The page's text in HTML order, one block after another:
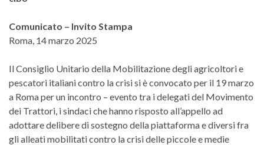
Comunicato – Invito Stampa
Roma, 14 marzo 2025
Il Consiglio Unitario della Mobilitazione degli agricoltori e
pescatori italiani contro la crisi si è convocato per il 19 marzo
a Roma per un incontro – evento tra i delegati del Movimento
dei Trattori, i sindaci che hanno risposto all’appello ad
adottare delibere di sostegno della piattaforma e diversi fra
gli alleati mobilitati contro la crisi delle piccole e medie